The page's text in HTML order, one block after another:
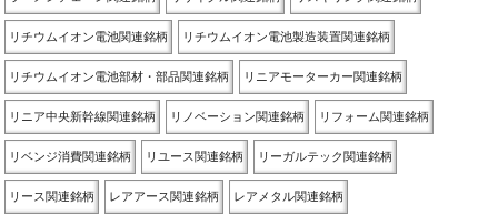
リチウムイオン電池関連銘柄 リチウムイオン電池製造装置関連銘柄
リチウムイオン電池部材・部品関連銘柄 リニアモーターカー関連銘柄
リニア中央新幹線関連銘柄 リノベーション関連銘柄 リフォーム関連銘柄
リベンジ消費関連銘柄 リユース関連銘柄 リーガルテック関連銘柄
リース関連銘柄 レアアース関連銘柄 レアメタル関連銘柄